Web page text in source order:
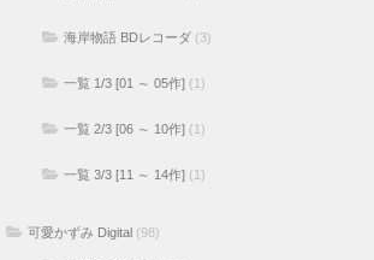
海岸物語 BDレコーダ (3)
一覧 1/3 [01 ～ 05作] (1)
一覧 2/3 [06 ～ 10作] (1)
一覧 3/3 [11 ～ 14作] (1)
可愛かずみ Digital (98)